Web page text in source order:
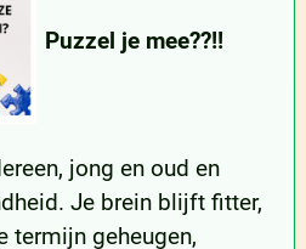
Puzzel je mee??!!
jong en oud en
Je brein blijft fitter,
termijn geheugen,